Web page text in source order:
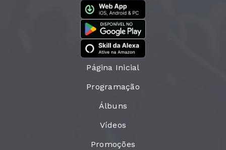
Página Inicial
Programação
Álbuns
Vídeos
Promoções